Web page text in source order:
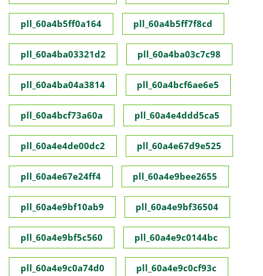
pll_60a4b5ff0a164 pll_60a4b5ff7f8cd
pll_60a4ba03321d2 pll_60a4ba03c7c98
pll_60a4ba04a3814 pll_60a4bcf6ae6e5
pll_60a4bcf73a60a pll_60a4e4ddd5ca5
pll_60a4e4de00dc2 pll_60a4e67d9e525
pll_60a4e67e24ff4 pll_60a4e9bee2655
pll_60a4e9bf10ab9 pll_60a4e9bf36504
pll_60a4e9bf5c560 pll_60a4e9c0144bc
pll_60a4e9c0a74d0 pll_60a4e9c0cf93c